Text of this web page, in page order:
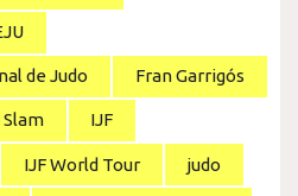
de Judo Fran Garrigós
Slam IJF
IJF World Tour judo